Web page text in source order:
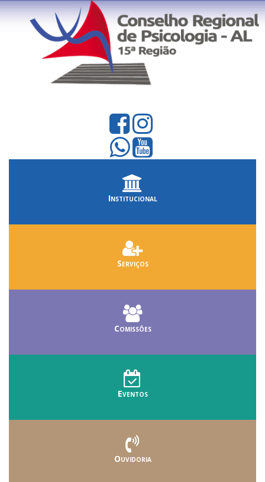
Institucional
Serviços
Comissões
Eventos
Ouvidoria